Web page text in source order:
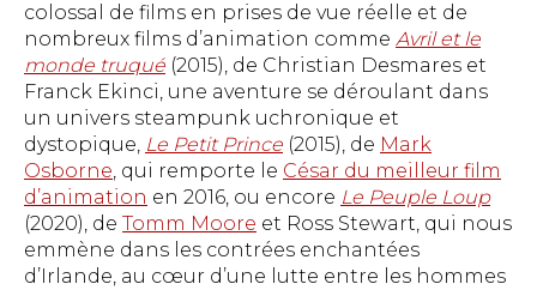
colossal de films en prises de vue réelle et de
nombreux films d’animation comme Avril et le
monde truqué (2015), de Christian Desmares et
Franck Ekinci, une aventure se déroulant dans
un univers steampunk uchronique et
dystopique, Le Petit Prince (2015), de Mark
Osborne, qui remporte le César du meilleur film
d’animation en 2016, ou encore Le Peuple Loup
(2020), de Tomm Moore et Ross Stewart, qui nous
emmène dans les contrées enchantées
d’Irlande, au cœur d’une lutte entre les hommes